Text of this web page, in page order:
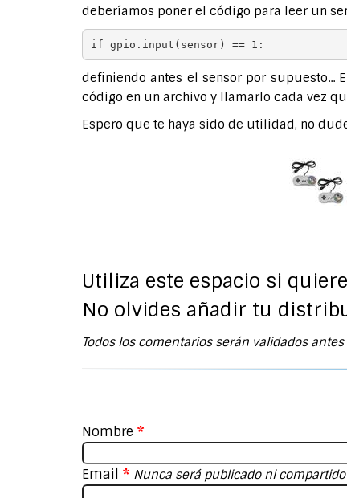
deberíamos poner el código para leer un
if gpio.input(sensor) == 1:
definiendo antes el sensor por
código en un archivo y llamarlo cada vez
Espero que te haya sido de utilidad, no
Utiliza este espacio si
No olvides añadir tu
Todos los comentarios serán validados
Nombre *
Email * Nunca será publicado ni compartido